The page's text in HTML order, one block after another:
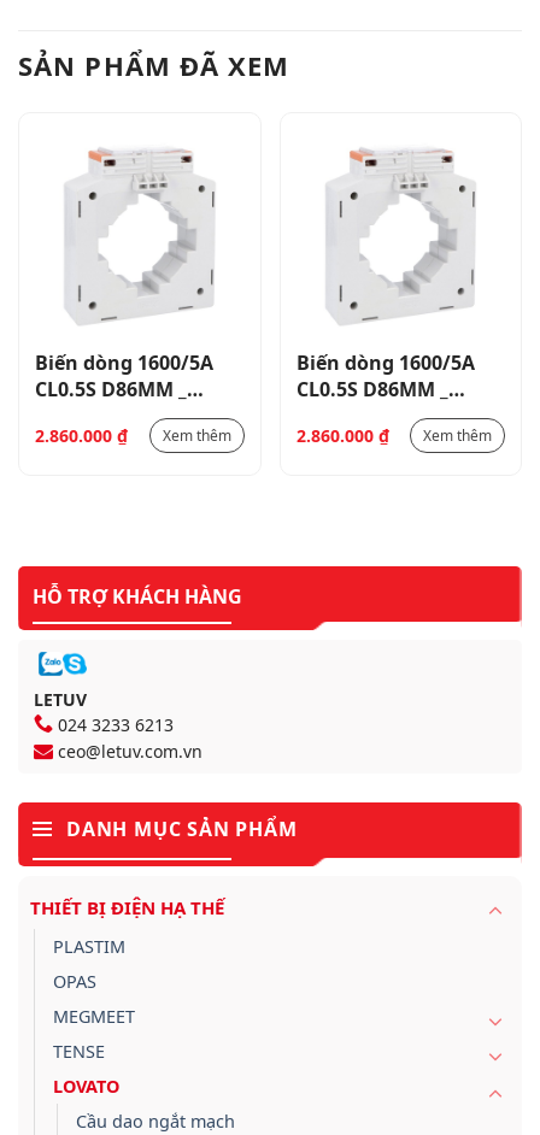
SẢN PHẨM ĐÃ XEM
Biến dòng 1600/5A
CL0.5S D86MM _
2.860.000 ₫ Xem thêm
Biến dòng 1600/5A
CL0.5S D86MM _
2.860.000 ₫ Xem thêm
HỖ TRỢ KHÁCH HÀNG
LETUV
024 3233 6213
ceo@letuv.com.vn
DANH MỤC SẢN PHẨM
THIẾT BỊ ĐIỆN HẠ THẾ
PLASTIM
OPAS
MEGMEET
TENSE
LOVATO
Cầu dao ngắt mạch